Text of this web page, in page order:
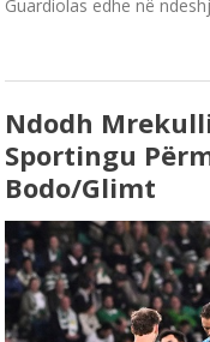
Guardiolas edhe në
Ndodh
Sportingu
Bodo/Glimt